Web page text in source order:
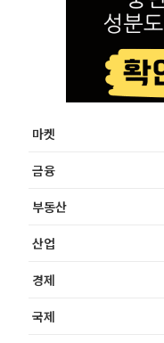
마켓
금융
부동산
산업
경제
국제